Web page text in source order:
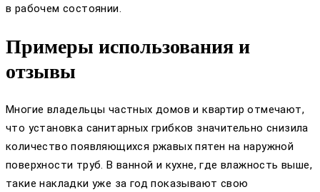
в рабочем состоянии.
Примеры использования и
отзывы
Многие владельцы частных домов и квартир отмечают,
что установка санитарных грибков значительно снизила
количество появляющихся ржавых пятен на наружной
поверхности труб. В ванной и кухне, где влажность выше,
такие накладки уже за год показывают свою